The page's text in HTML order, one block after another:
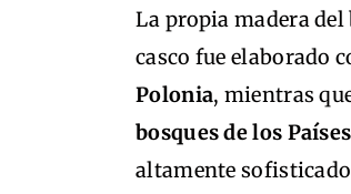
La propia madera
casco fue elaborado
Polonia, mientras
bosques de los
altamente